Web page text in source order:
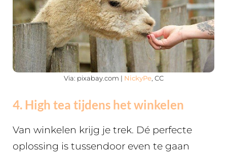
Via: pixabay.com | NickyPe, CC
4. High tea tijdens het winkelen
Van winkelen krijg je trek. Dé perfecte
oplossing is tussendoor even te gaan